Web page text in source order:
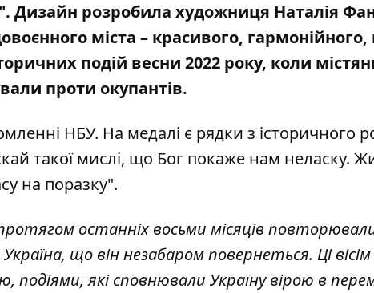
Дизайн розробила художниця Наталія
міста – красивого,
подій весни 2022 року, коли
проти окупантів.
НБУ. На медалі є рядки з історичного
такої мислі, що Бог покаже нам неласку.
на поразку".
останніх восьми місяців
що він незабаром повернеться. Ці вісім
подіями, які сповнювали Україну вірою в